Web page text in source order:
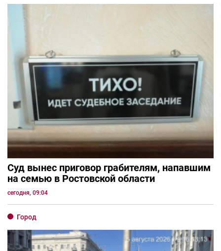
Суд вынес приговор грабителям, напавшим
на семью в Ростовской области
сегодня, 09:04
Город